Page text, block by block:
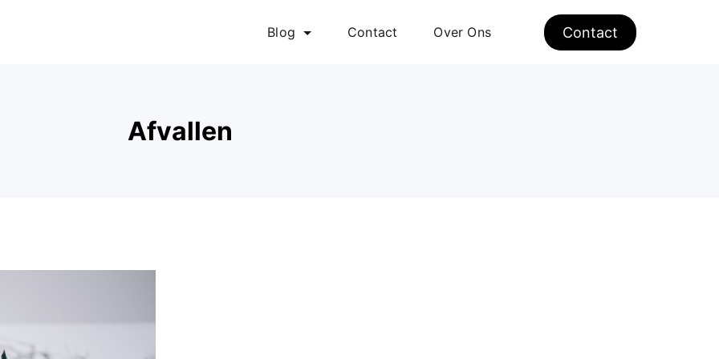
Blog Contact Over Ons Contact
Afvallen